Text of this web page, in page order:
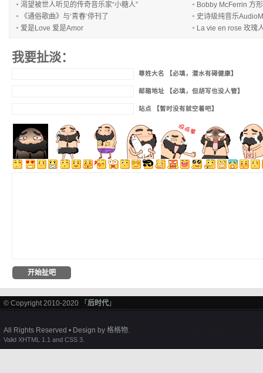
渴望被世人听见的传奇音乐家“小糖人”
Bobby McFerrin 方
《通俗歌曲》与‘青春’停刊了
史诗级纯音乐
爱是Love 爱是Amor
La vie en rose 玫瑰
我要扯淡：
尊姓大名 【必填，潜水有碍健康】
邮箱地址 【必填，但胡写也没人管】
站点 【暂时没有就空着吧】
© Copyright 2010-2020 「 后时代 」
All Rights Reserved • Design by 格格物.
Valid XHTML 1.1 and CSS 3.